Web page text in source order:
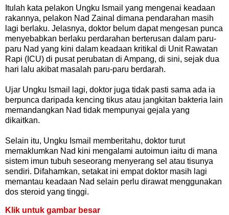
Itulah kata pelakon Ungku Ismail yang mengenai keadaan
rakannya, pelakon Nad Zainal dimana pendarahan masih
lagi berlaku. Jelasnya, doktor belum dapat mengesan punca
menyebabkan berlaku perdarahan berterusan dalam paru-
paru Nad yang kini dalam keadaan kritikal di Unit Rawatan
Rapi (ICU) di pusat perubatan di Ampang, di sini, sejak dua
hari lalu akibat masalah paru-paru berdarah.
Ujar Ungku Ismail lagi, doktor juga tidak pasti sama ada ia
berpunca daripada kencing tikus atau jangkitan bakteria lain
memandangkan Nad tidak mempunyai gejala yang
dikaitkan.
Selain itu, Ungku Ismail memberitahu, doktor turut
memaklumkan Nad kini mengalami autoimun iaitu di mana
sistem imun tubuh seseorang menyerang sel atau tisunya
sendiri. Difahamkan, setakat ini empat doktor masih lagi
memantau keadaan Nad selain perlu dirawat menggunakan
dos steroid yang tinggi.
Klik untuk gambar besar